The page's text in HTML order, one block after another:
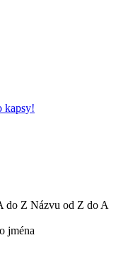
kapsy!
do Z Názvu od Z do A
jména